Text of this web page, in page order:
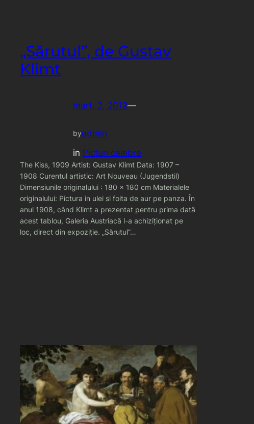
„Sărutul”, de Gustav
Klimt
mart. 2, 2012—
byadmin
in Picturi celebre
The Kiss, 1909 Artist: Gustav Klimt Data: 1907 –
1908 Curentul artistic: Art Nouveau (Jugendstil)
Dimensiunile originalului : 180 x 180 cm Materialele
originalului: Pictura in ulei si foita de aur pe panza. În
anul 1908, când Klimt a prezentat pentru prima dată
acest tablou, Galeria Austriacă l-a achiziţionat pe
loc, direct din expoziţie. „Sărutul”…